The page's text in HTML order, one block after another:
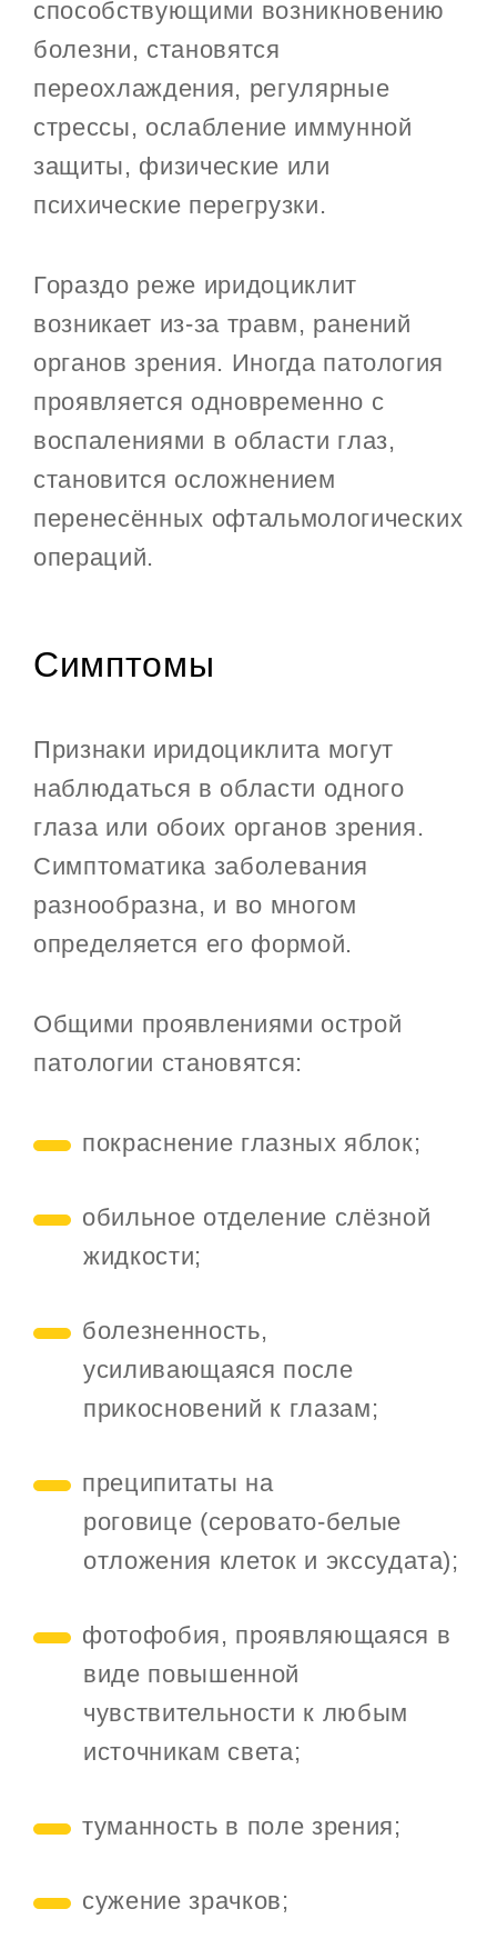
способствующими возникновению
болезни, становятся
переохлаждения, регулярные
стрессы, ослабление иммунной
защиты, физические или
психические перегрузки.
Гораздо реже иридоциклит
возникает из-за травм, ранений
органов зрения. Иногда патология
проявляется одновременно с
воспалениями в области глаз,
становится осложнением
перенесённых офтальмологических
операций.
Симптомы
Признаки иридоциклита могут
наблюдаться в области одного
глаза или обоих органов зрения.
Симптоматика заболевания
разнообразна, и во многом
определяется его формой.
Общими проявлениями острой
патологии становятся:
покраснение глазных яблок;
обильное отделение слёзной
жидкости;
болезненность,
усиливающаяся после
прикосновений к глазам;
преципитаты на
роговице (серовато-белые
отложения клеток и экссудата);
фотофобия, проявляющаяся в
виде повышенной
чувствительности к любым
источникам света;
туманность в поле зрения;
сужение зрачков;